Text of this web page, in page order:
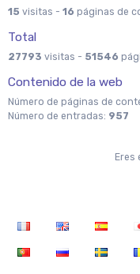
15 visitas - 16 páginas de
Total
27793 visitas - 51546
Contenido de la web
Número de páginas de
Número de entradas: 957
Eres